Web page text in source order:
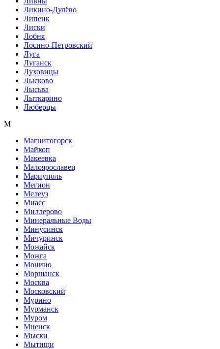
Ликино-Дулёво
Липецк
Лиски
Лобня
Лосино-Петровский
Луга
Луганск
Луховицы
Лысково
Лысьва
Лыткарино
Люберцы
М
Магнитогорск
Майкоп
Макеевка
Малоярославец
Мариуполь
Мегион
Мелеуз
Миасс
Миллерово
Минеральные Воды
Минусинск
Мичуринск
Можайск
Можга
Монино
Моршанск
Москва
Московский
Мурино
Мурманск
Муром
Мценск
Мыски
Мытищи